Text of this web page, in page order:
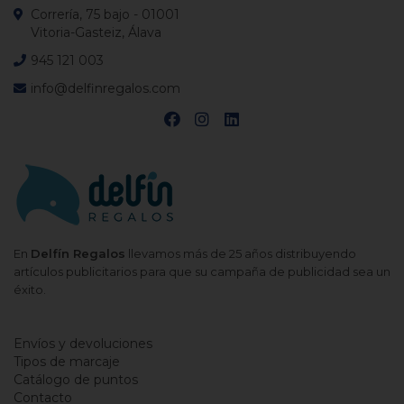
En Delfín Regalos llevamos más de 25 años distribuyendo
artículos publicitarios para que su campaña de publicidad sea un
éxito.
Correría, 75 bajo - 01001
Vitoria-Gasteiz, Álava
945 121 003
info@delfinregalos.com
Envíos y devoluciones
Tipos de marcaje
Catálogo de puntos
Contacto